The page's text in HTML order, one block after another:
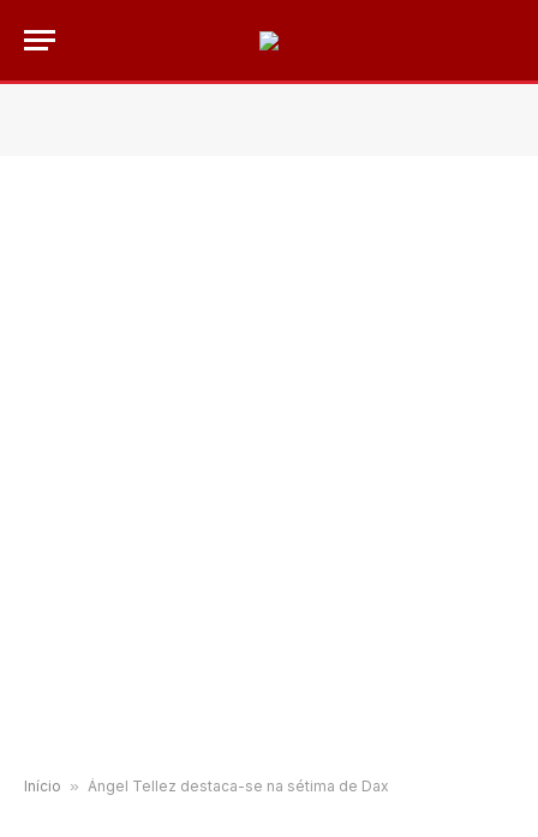
Início » Ángel Tellez destaca-se na sétima de Dax